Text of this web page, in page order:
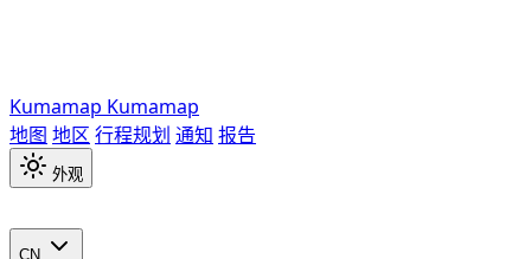
Kumamap Kumamap
地图 地区 行程规划 通知 报告
外观
CN